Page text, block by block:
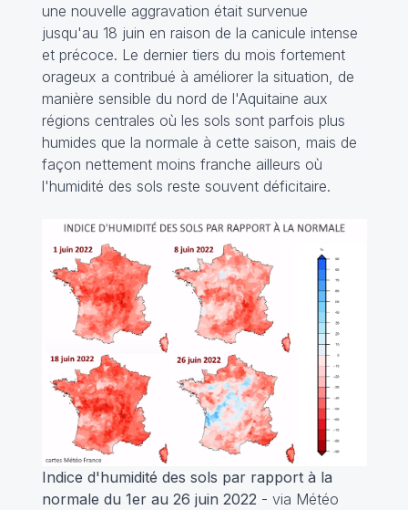
une nouvelle aggravation était survenue
jusqu'au 18 juin en raison de la canicule intense
et précoce. Le dernier tiers du mois fortement
orageux a contribué à améliorer la situation, de
manière sensible du nord de l'Aquitaine aux
régions centrales où les sols sont parfois plus
humides que la normale à cette saison, mais de
façon nettement moins franche ailleurs où
l'humidité des sols reste souvent déficitaire.
Indice d'humidité des sols par rapport à la
normale du 1er au 26 juin 2022 - via Météo